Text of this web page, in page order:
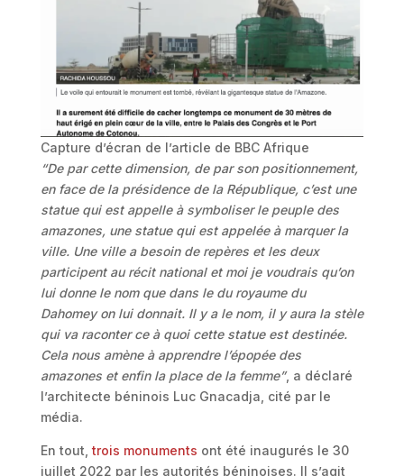
Capture d’écran de l’article de BBC Afrique
“De par cette dimension, de par son positionnement,
en face de la présidence de la République, c’est une
statue qui est appelle à symboliser le peuple des
amazones, une statue qui est appelée à marquer la
ville. Une ville a besoin de repères et les deux
participent au récit national et moi je voudrais qu’on
lui donne le nom que dans le du royaume du
Dahomey on lui donnait. Il y a le nom, il y aura la stèle
qui va raconter ce à quoi cette statue est destinée.
Cela nous amène à apprendre l’épopée des
amazones et enfin la place de la femme”, a déclaré
l’architecte béninois Luc Gnacadja, cité par le
média.
En tout, trois monuments ont été inaugurés le 30
juillet 2022 par les autorités béninoises. Il s’agit